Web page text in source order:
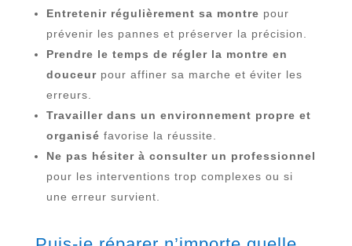
Entretenir régulièrement sa montre pour
prévenir les pannes et préserver la précision.
Prendre le temps de régler la montre en
douceurpour affiner sa marche et éviter les
erreurs.
Travailler dans un environnement propre et
organisé favorise la réussite.
Ne pas hésiter à consulter un professionnel
pour les interventions trop complexes ou si
une erreur survient.